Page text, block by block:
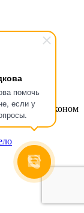
помочь
если у
законом